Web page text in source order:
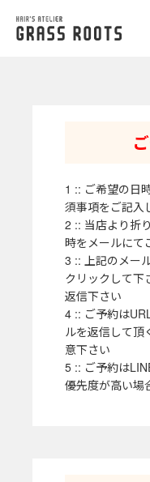
1 :: ご希望の日
須事項をご記入
2 :: 当店より折
時をメールにて
3 :: 上記のメー
クリックして下
返信下さい
4 :: ご予約は
ルを返信して頂
意下さい
5 :: ご予約は
優先度が高い場